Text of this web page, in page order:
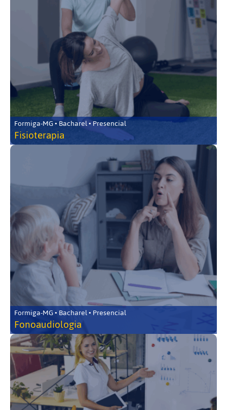
Formiga-MG • Bacharel • Presencial
Fisioterapia
Formiga-MG • Bacharel • Presencial
Fonoaudiologia